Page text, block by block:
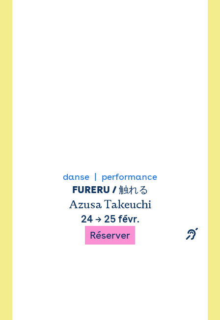
danse performance
FURERU / 触れる
Azusa Takeuchi
24→ 25 févr.
Réserver